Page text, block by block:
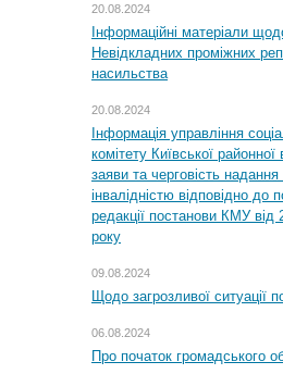
20.08.2024
Інформаційні матеріали
Невідкладних проміжних
насильства
20.08.2024
Інформація управління
комітету Київської
заяви та черговість надання
інвалідністю відповідно
редакції постанови КМУ
року
09.08.2024
Щодо загрозливої ситуації
06.08.2024
Про початок громадського